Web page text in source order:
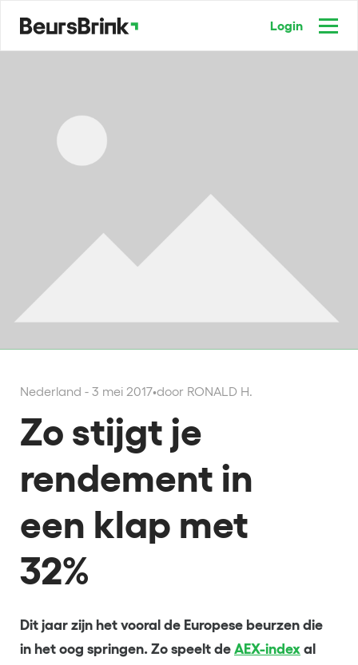
Login
Nederland - 3 mei 2017•door RONALD H.
Zo stijgt je
rendement in
een klap met
32%
Dit jaar zijn het vooral de Europese beurzen die
in het oog springen. Zo speelt de AEX-index al